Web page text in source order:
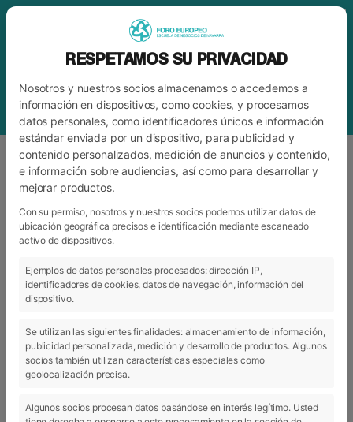
ETIQUETAEZ DA ZAPI BAT SOILIK
04 Jul 2018
RESPETAMOS SU PRIVACIDAD
Nosotros y nuestros socios almacenamos o accedemos a
información en dispositivos, como cookies, y procesamos
datos personales, como identificadores únicos e información
estándar enviada por un dispositivo, para publicidad y
contenido personalizados, medición de anuncios y contenido,
e información sobre audiencias, así como para desarrollar y
mejorar productos.
Con su permiso, nosotros y nuestros socios podemos utilizar datos de
ubicación geográfica precisos e identificación mediante escaneado
activo de dispositivos.
Ejemplos de datos personales procesados: dirección IP,
identificadores de cookies, datos de navegación, información del
dispositivo.
Se utilizan las siguientes finalidades: almacenamiento de información,
publicidad personalizada, medición y desarrollo de productos. Algunos
socios también utilizan características especiales como
geolocalización precisa.
Algunos socios procesan datos basándose en interés legítimo. Usted